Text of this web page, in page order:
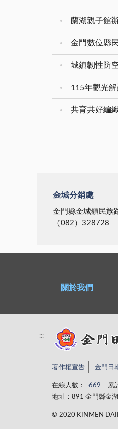
蘭湖親子館
金門數位縣
城鎮韌性防
115年觀光
共育共好編
金城分銷處
金門縣金城鎮民族
（082）328728
關於我們
:::
著作權宣告 金門日
在線人數： 669 累
地址：891 金門縣金
© 2020 KINMEN